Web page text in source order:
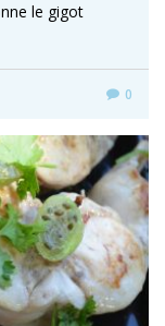
le gigot
0